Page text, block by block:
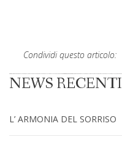
Condividi questo articolo:
NEWS RECENTI
L’ ARMONIA DEL SORRISO